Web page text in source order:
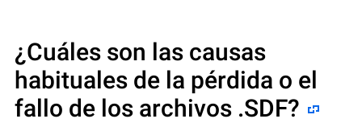
¿Cuáles son las causas
habituales de la pérdida o el
fallo de los archivos .SDF?